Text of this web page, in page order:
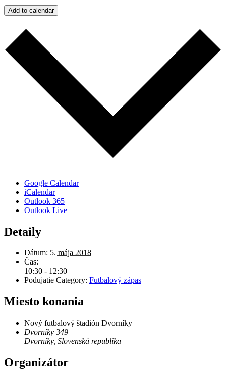
Add to calendar
Google Calendar
iCalendar
Outlook 365
Outlook Live
Detaily
Dátum: 5. mája 2018
Čas:
10:30 - 12:30
Podujatie Category: Futbalový zápas
Miesto konania
Nový futbalový štadión Dvorníky
Dvorníky 349
Dvorníky, Slovenská republika
Organizátor